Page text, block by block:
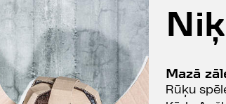
Mazā
Rūķu